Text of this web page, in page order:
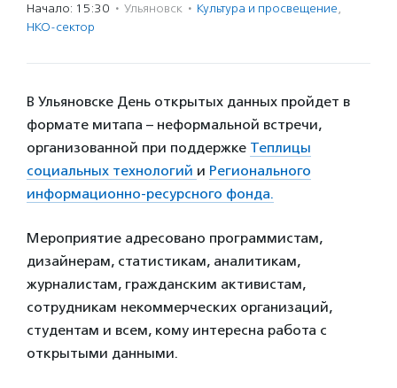
Начало: 15:30 · Ульяновск · Культура и просвещение,
НКО-сектор
В Ульяновске День открытых данных пройдет в
формате митапа – неформальной встречи,
организованной при поддержке Теплицы
социальных технологий и Регионального
информационно-ресурсного фонда.
Мероприятие адресовано программистам,
дизайнерам, статистикам, аналитикам,
журналистам, гражданским активистам,
сотрудникам некоммерческих организаций,
студентам и всем, кому интересна работа с
открытыми данными.